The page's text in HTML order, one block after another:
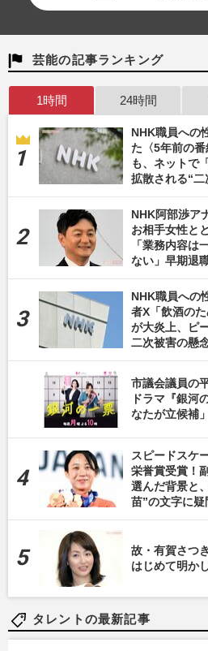
芸能の記事ランキング
1時間 24時間
NHK職員への
た〈5年前の
も、ネットで
拡散される“二
NHK阿部渉ア
お相手女性と
「業務内容は
ない」早期退
NHK職員への
者X「飲酒の
が大炎上、ピ
二次被害の懸
市議会議員の
ドラマ『銀河
なたが立候補
スピードスケ
栄誉賞受賞！
選んだ背景と
苗”の文字に疑
故・有賀さつ
はじめて明か
タレントの最新記事